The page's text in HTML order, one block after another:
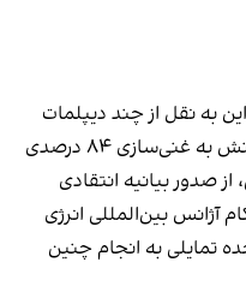
به نقل از چند دیپلمات
غربی گزارش داد که اروپایی‌ها در واکنش به غنی‌سازی ۸۴ درصدی
صدور بیانیه انتقادی
آژانس بین‌المللی انرژی
تمایلی به انجام چنین